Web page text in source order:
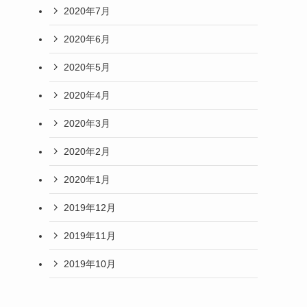
2020年7月
2020年6月
2020年5月
2020年4月
2020年3月
2020年2月
2020年1月
2019年12月
2019年11月
2019年10月